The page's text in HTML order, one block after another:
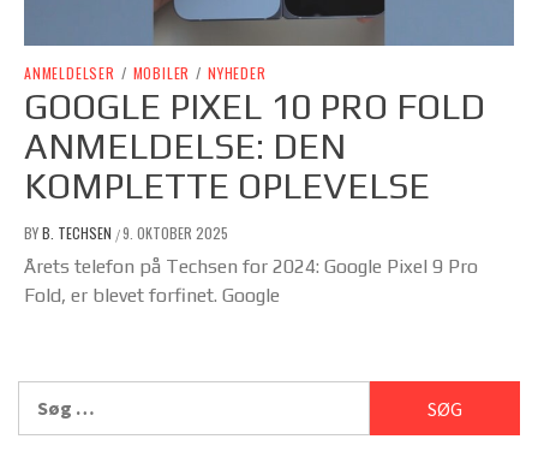
ANMELDELSER / MOBILER / NYHEDER
GOOGLE PIXEL 10 PRO FOLD
ANMELDELSE: DEN
KOMPLETTE OPLEVELSE
BYB. TECHSEN /9. OKTOBER 2025
Årets telefon på Techsen for 2024: Google Pixel 9 Pro
Fold, er blevet forfinet. Google
efter: